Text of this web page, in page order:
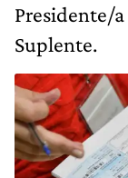
Presidente/
Suplente.